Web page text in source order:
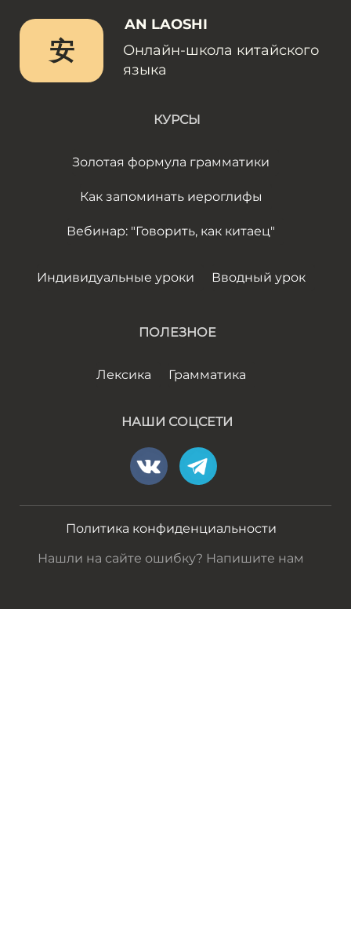
安
AN LAOSHI
Онлайн-школа китайского
языка
КУРСЫ
Золотая формула грамматики
Как запоминать иероглифы
Вебинар: "Говорить, как китаец"
Индивидуальные уроки Вводный урок
ПОЛЕЗНОЕ
Лексика Грамматика
НАШИ СОЦСЕТИ
Политика конфиденциальности
Нашли на сайте ошибку? Напишите нам